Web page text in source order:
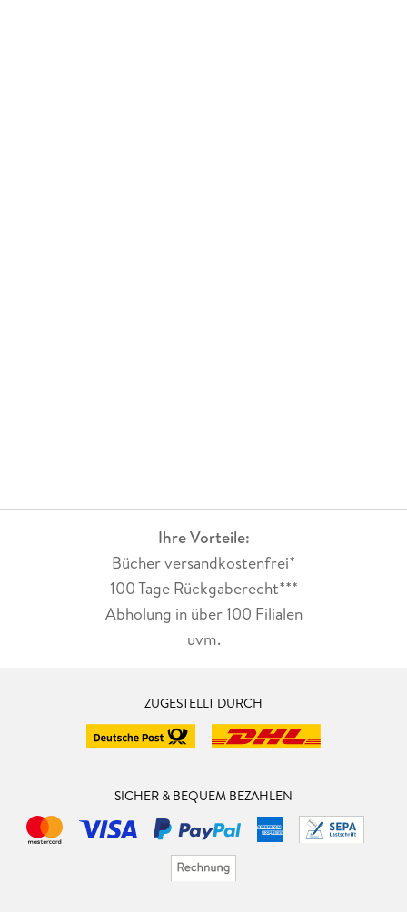
Ihre Vorteile:
Bücher versandkostenfrei*
100 Tage Rückgaberecht***
Abholung in über 100 Filialen
uvm.
ZUGESTELLT DURCH
SICHER & BEQUEM BEZAHLEN